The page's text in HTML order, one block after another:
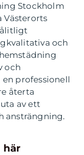
Stockholm
Västerorts
och
och
professionell
återta
av ett
ansträngning.
här